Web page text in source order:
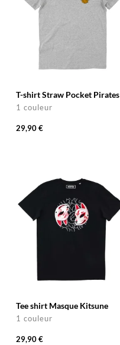
T-shirt Straw Pocket Pirates
1 couleur
29,90 €
Tee shirt Masque Kitsune
1 couleur
29,90 €